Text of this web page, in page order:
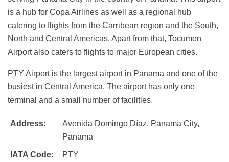
is a hub for Copa Airlines as well as a regional hub
catering to flights from the Carribean region and the South,
North and Central Americas. Apart from that, Tocumen
Airport also caters to flights to major European cities.
PTY Airport is the largest airport in Panama and one of the
busiest in Central America. The airport has only one
terminal and a small number of facilities.
Address:
Avenida Domingo Díaz, Panama City,
Panama
IATA Code: PTY